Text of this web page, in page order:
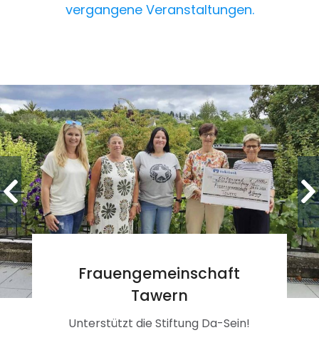
vergangene Veranstaltungen.
Frauengemeinschaft
Tawern
Unterstützt die Stiftung Da-Sein!